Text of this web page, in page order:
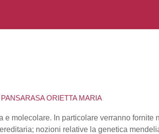
ORIETTA MARIA
e molecolare. In particolare verranno
nozioni relative la genetica